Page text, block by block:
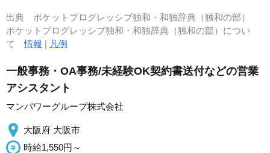
出典 ポケットプログレッシブ独和・和独辞典（独和の部）
ポケットプログレッシブ独和・和独辞典（独和の部）につい
て情報 | 凡例
一般事務・OA事務/未経験OK契約書送付などの営業
アシスタント
マンパワーグループ株式会社
大阪府 大阪市
時給1,550円～